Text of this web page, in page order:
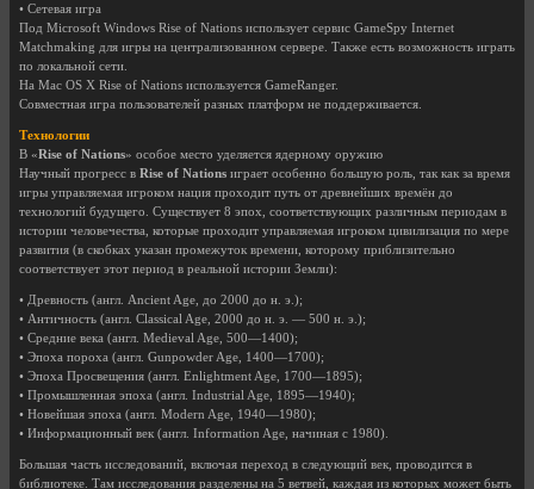
• Сетевая игра
Под Microsoft Windows Rise of Nations использует сервис GameSpy Internet
Matchmaking для игры на централизованном сервере. Также есть возможность играть
по локальной сети.
На Mac OS X Rise of Nations используется GameRanger.
Совместная игра пользователей разных платформ не поддерживается.
Технологии
В «Rise of Nations» особое место уделяется ядерному оружию
Научный прогресс в Rise of Nations играет особенно большую роль, так как за время
игры управляемая игроком нация проходит путь от древнейших времён до
технологий будущего. Существует 8 эпох, соответствующих различным периодам в
истории человечества, которые проходит управляемая игроком цивилизация по мере
развития (в скобках указан промежуток времени, которому приблизительно
соответствует этот период в реальной истории Земли):
• Древность (англ. Ancient Age, до 2000 до н. э.);
• Античность (англ. Classical Age, 2000 до н. э. — 500 н. э.);
• Средние века (англ. Medieval Age, 500—1400);
• Эпоха пороха (англ. Gunpowder Age, 1400—1700);
• Эпоха Просвещения (англ. Enlightment Age, 1700—1895);
• Промышленная эпоха (англ. Industrial Age, 1895—1940);
• Новейшая эпоха (англ. Modern Age, 1940—1980);
• Информационный век (англ. Information Age, начиная с 1980).
Большая часть исследований, включая переход в следующий век, проводится в
библиотеке. Там исследования разделены на 5 ветвей, каждая из которых может быть